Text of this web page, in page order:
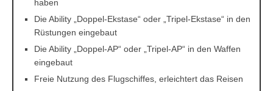
haben
Die Ability „Doppel-Ekstase“ oder „Tripel-Ekstase“ in den
Rüstungen eingebaut
Die Ability „Doppel-AP“ oder „Tripel-AP“ in den Waffen
eingebaut
Freie Nutzung des Flugschiffes, erleichtert das Reisen